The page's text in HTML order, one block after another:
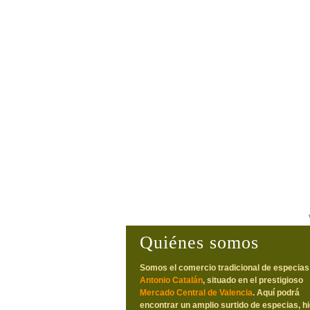
Quiénes somos
Somos el comercio tradicional de especias
Antonio Catalán, situado en el prestigioso
Mercado Central de Valencia. Aquí podrá
encontrar un amplio surtido de especias,